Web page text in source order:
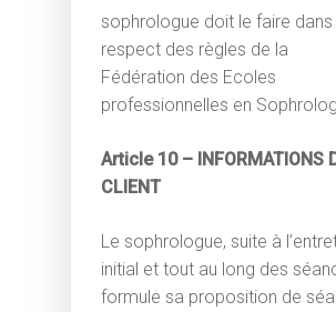
sophrologue doit le faire dans
respect des règles de la
Fédération des Ecoles
professionnelles en
Article 10 – INFORMATIONS
CLIENT
Le sophrologue, suite à
initial et tout au long des
formule sa proposition de